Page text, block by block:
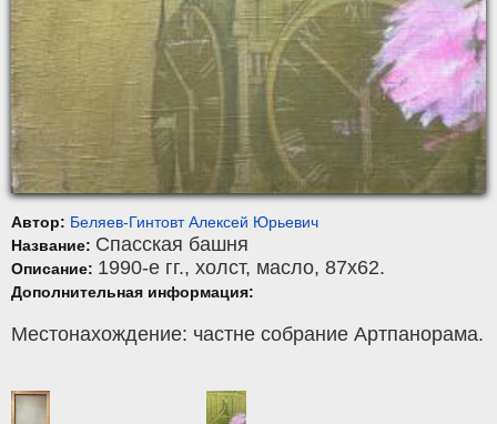
Автор: Беляев-Гинтовт Алексей Юрьевич
Название: Спасская башня
Описание: 1990-е гг., холст, масло, 87x62.
Дополнительная информация:
Местонахождение: частне собрание Артпанорама.